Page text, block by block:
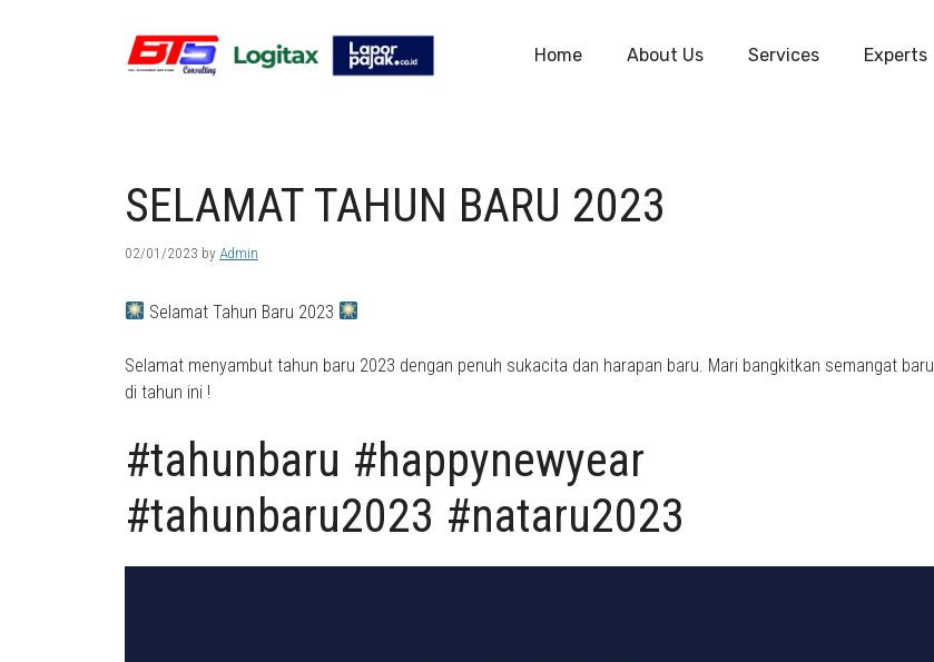
Home About Us Services Experts
SELAMAT TAHUN BARU 2023
02/01/2023 by Admin
Selamat Tahun Baru 2023
Selamat menyambut tahun baru 2023 dengan penuh sukacita dan harapan baru. Mari bangkitkan semangat baru
di tahun ini !
#tahunbaru #happynewyear
#tahunbaru2023 #nataru2023